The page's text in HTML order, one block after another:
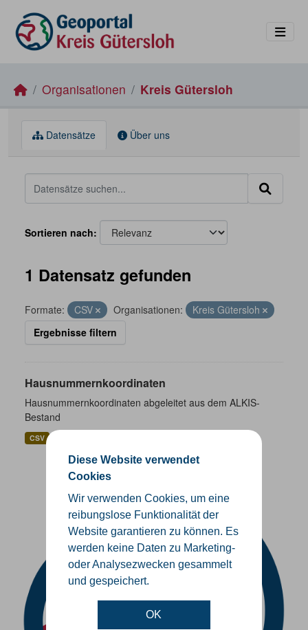
Diese Website verwendet
Cookies
Wir verwenden Cookies, um eine
reibungslose Funktionalität der
Website garantieren zu können. Es
werden keine Daten zu Marketing-
oder Analysezwecken gesammelt
und gespeichert.
OK
Organisationen Kreis Gütersloh
Datensätze Über uns
Sortieren nach
1 Datensatz gefunden
Formate: CSV Organisationen:
Kreis Gütersloh
Ergebnisse filtern
Hausnummernkoordinaten
Hausnummernkoordinaten abgeleitet aus dem ALKIS-
Bestand
CSV